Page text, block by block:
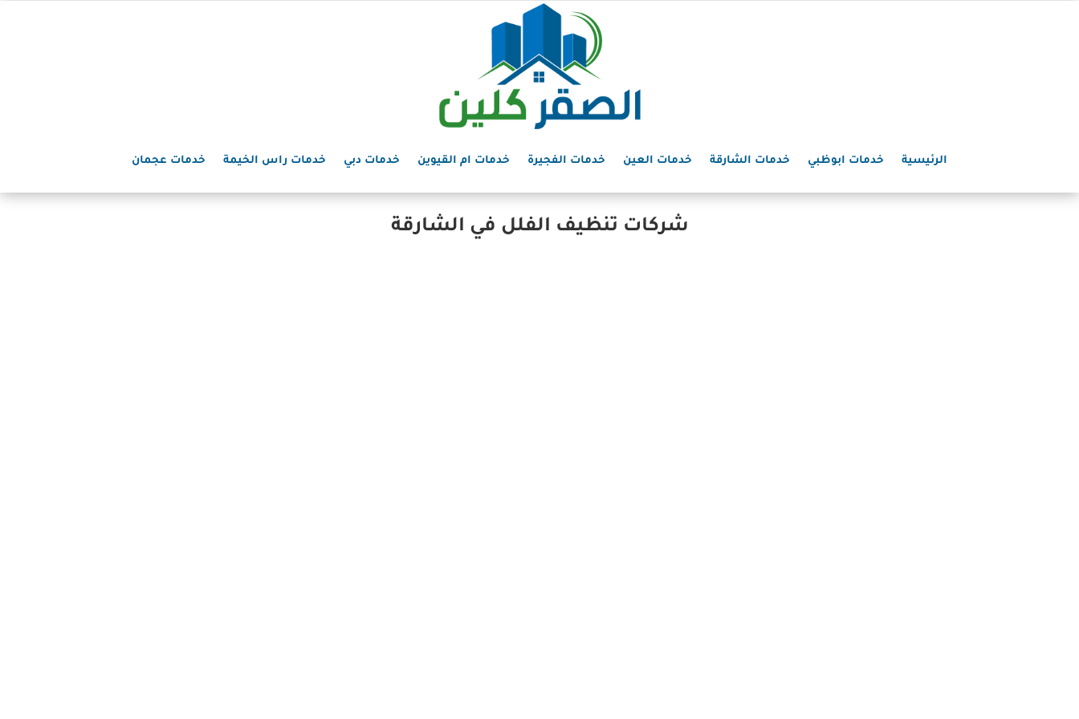
الرئيسية خدمات ابوظبي خدمات الشارقة خدمات العين خدمات الفجيرة خدمات ام القيوين خدمات دبي خدمات راس الخيمة خدمات عجمان
شركات تنظيف الفلل في الشارقة